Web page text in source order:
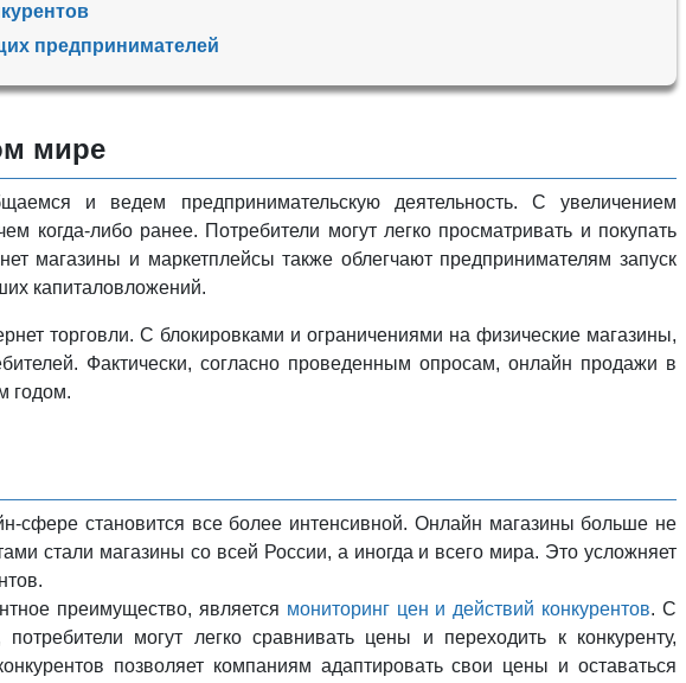
предпринимателей
мире
и ведем предпринимательскую деятельность. С увеличением
когда-либо ранее. Потребители могут легко просматривать и покупать
магазины и маркетплейсы также облегчают предпринимателям запуск
капиталовложений.
торговли. С блокировками и ограничениями на физические магазины,
Фактически, согласно проведенным опросам, онлайн продажи в
годом.
сфере становится все более интенсивной. Онлайн магазины больше не
стали магазины со всей России, а иногда и всего мира. Это усложняет
преимущество, является мониторинг цен и действий конкурентов. С
могут легко сравнивать цены и переходить к конкуренту,
позволяет компаниям адаптировать свои цены и оставаться